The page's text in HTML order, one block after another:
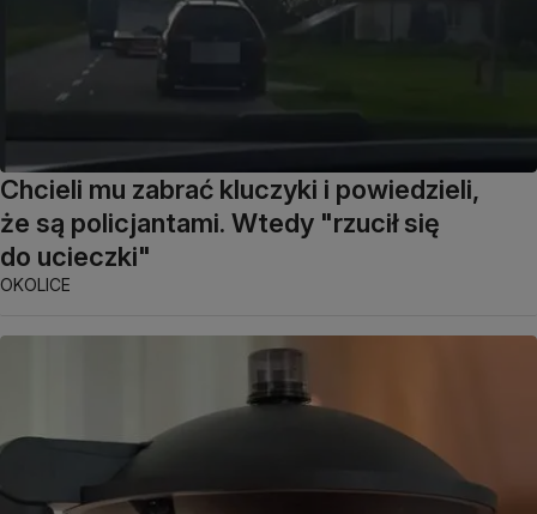
Chcieli mu zabrać kluczyki i powiedzieli,
że są policjantami. Wtedy "rzucił się
do ucieczki"
OKOLICE